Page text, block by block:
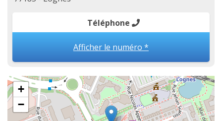
Téléphone
Afficher le numéro *
+
−